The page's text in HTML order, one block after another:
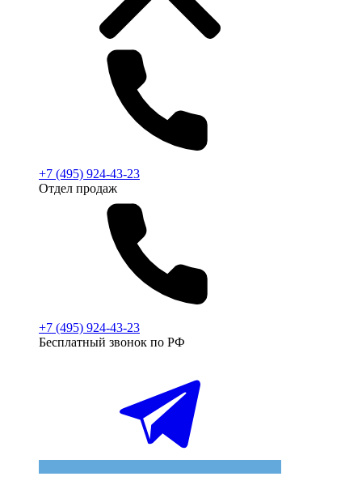
+7 (495) 924-43-23
Отдел продаж
+7 (495) 924-43-23
Бесплатный звонок по РФ